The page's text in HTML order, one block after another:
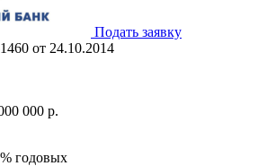
Подать заявку
от 24.10.2014
000 р.
годовых